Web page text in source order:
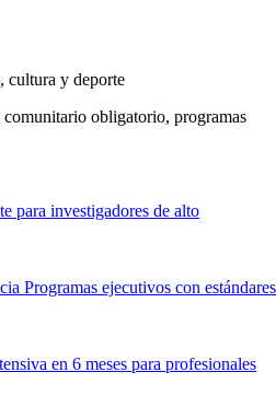
cultura y deporte
comunitario obligatorio, programas
para investigadores de alto
Programas ejecutivos con estándares
en 6 meses para profesionales